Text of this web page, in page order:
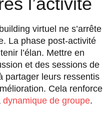
virtuel ne s’arrête
La phase post-activité
l’élan. Mettre en
et des sessions de
partager leurs ressentis
Cela renforce
dynamique de groupe.